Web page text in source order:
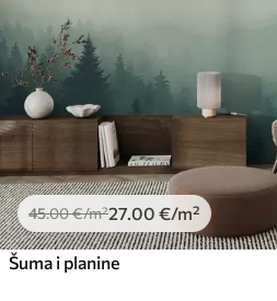
Premium vinil
66.6740
Peel and Stick
.00
45.00€/m²27 .00 €/m²
Šuma i planine